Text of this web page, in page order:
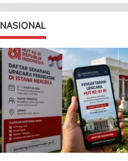
NASIONAL